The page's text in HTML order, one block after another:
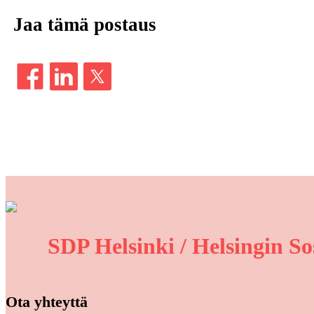
Jaa tämä postaus
SDP Helsinki / Helsingin
Ota yhteyttä